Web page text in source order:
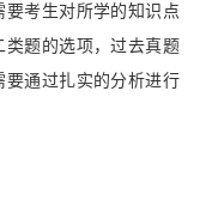
考生对所学的知识点
题的选项，过去真题
要通过扎实的分析进行